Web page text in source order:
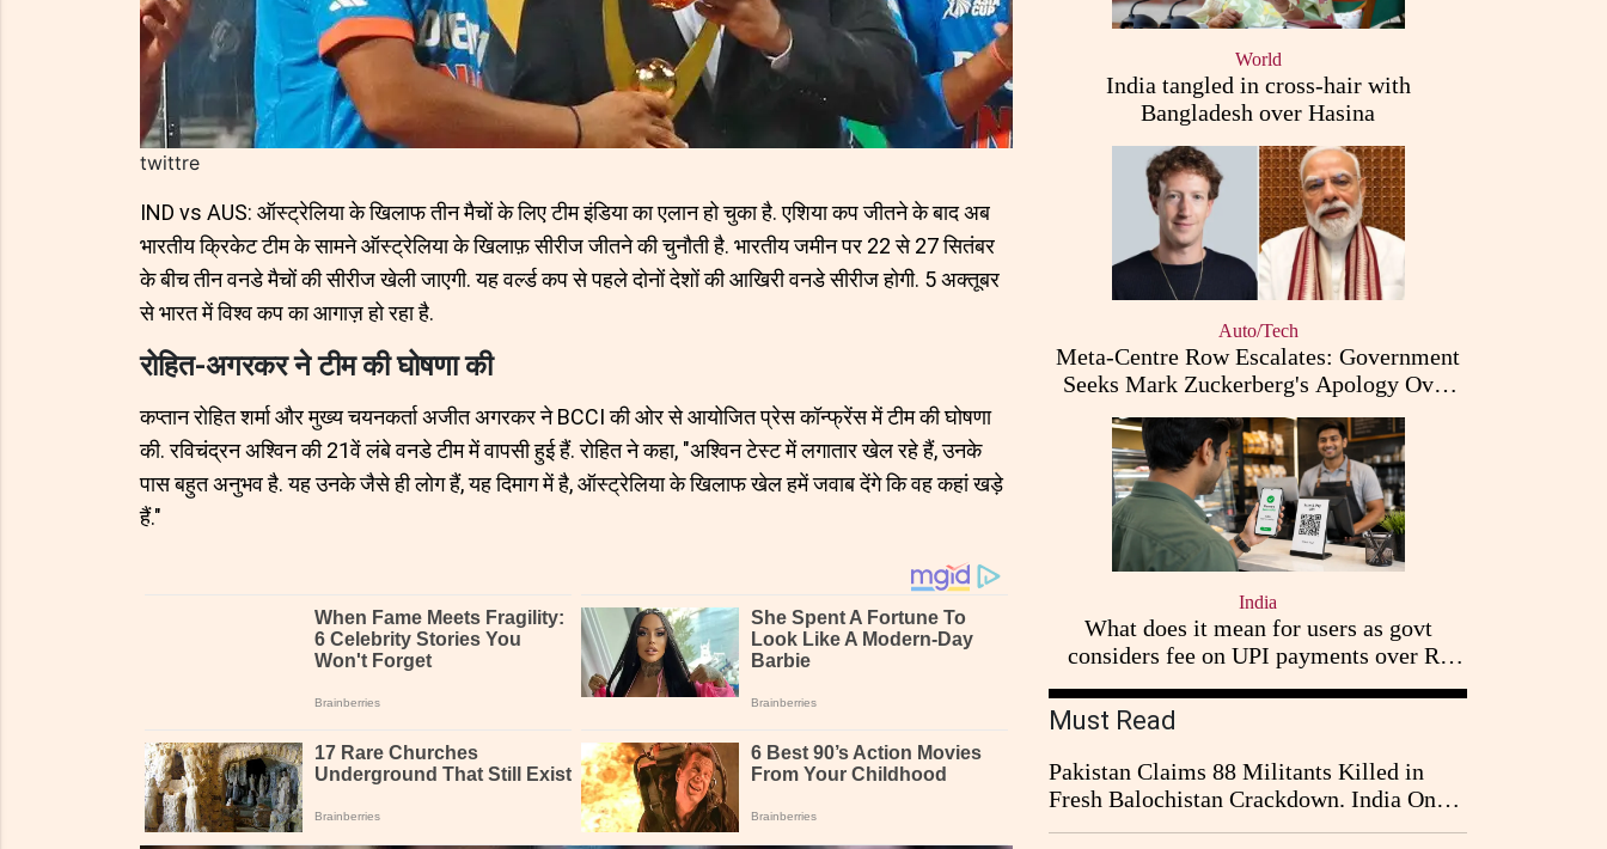
twittre
IND vs AUS: ऑस्ट्रेलिया के खिलाफ तीन मैचों के लिए टीम इंडिया का एलान हो चुका है. एशिया कप जीतने के बाद अब
भारतीय क्रिकेट टीम के सामने ऑस्ट्रेलिया के खिलाफ़ सीरीज जीतने की चुनौती है. भारतीय जमीन पर 22 से 27 सितंबर
के बीच तीन वनडे मैचों की सीरीज खेली जाएगी. यह वर्ल्ड कप से पहले दोनों देशों की आखिरी वनडे सीरीज होगी. 5 अक्तूबर
से भारत में विश्व कप का आगाज़ हो रहा है.
रोहित-अगरकर ने टीम की घोषणा की
कप्तान रोहित शर्मा और मुख्य चयनकर्ता अजीत अगरकर ने BCCI की ओर से आयोजित प्रेस कॉन्फ्रेंस में टीम की घोषणा
की. रविचंद्रन अश्विन की 21वें लंबे वनडे टीम में वापसी हुई हैं. रोहित ने कहा, "अश्विन टेस्ट में लगातार खेल रहे हैं, उनके
पास बहुत अनुभव है. यह उनके जैसे ही लोग हैं, यह दिमाग में है, ऑस्ट्रेलिया के खिलाफ खेल हमें जवाब देंगे कि वह कहां खड़े
हैं."
World
India tangled in cross-hair with
Bangladesh over Hasina
Auto/Tech
Meta-Centre Row Escalates: Government
Seeks Mark Zuckerberg's Apology Over
PM Modi Post
India
What does it mean for users as govt
considers fee on UPI payments over Rs
2,000
Must Read
Pakistan Claims 88 Militants Killed in
Fresh Balochistan Crackdown. India Once
Again Drawn Into the Narrative